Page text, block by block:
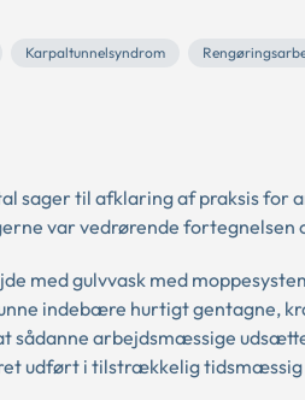
Karpaltunnelsyndrom
sager til afklaring af praksis for
var vedrørende fortegnelsen
med gulvvask med
indebære hurtigt gentagne,
sådanne arbejdsmæssige
udført i tilstrækkelig